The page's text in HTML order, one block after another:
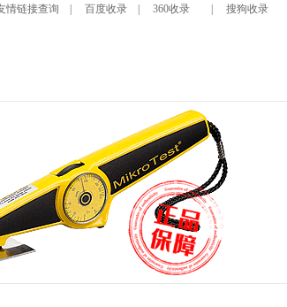
情链接查询 百度收录 360收录 搜狗收录